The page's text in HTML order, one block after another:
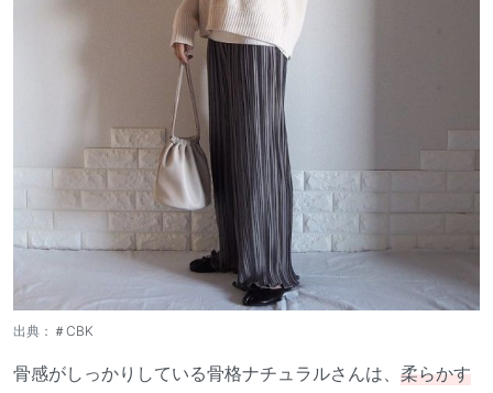
出典： ＃CBK
骨感がしっかりしている骨格ナチュラルさんは、 柔らかす